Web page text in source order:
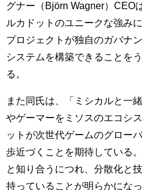
グナー（Björn Wagner）CEO
ルカドットのユニークな強み
プロジェクトが独自のガバナ
システムを構築できることを
る。
また同氏は、「ミシカルと一
やゲーマーをミソスのエコシ
ットが次世代ゲームのグロー
歩近づくことを期待している
と知り合うにつれ、分散化と
持っていることが明らかにな